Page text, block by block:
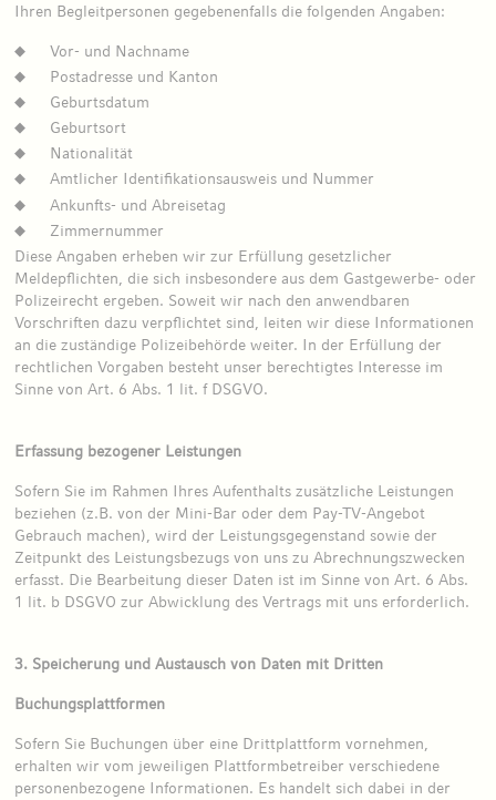
Ihren Begleitpersonen gegebenenfalls die folgenden Angaben:
Vor- und Nachname
Postadresse und Kanton
Geburtsdatum
Geburtsort
Nationalität
Amtlicher Identifikationsausweis und Nummer
Ankunfts- und Abreisetag
Zimmernummer
Diese Angaben erheben wir zur Erfüllung gesetzlicher
Meldepflichten, die sich insbesondere aus dem Gastgewerbe- oder
Polizeirecht ergeben. Soweit wir nach den anwendbaren
Vorschriften dazu verpflichtet sind, leiten wir diese Informationen
an die zuständige Polizeibehörde weiter. In der Erfüllung der
rechtlichen Vorgaben besteht unser berechtigtes Interesse im
Sinne von Art. 6 Abs. 1 lit. f DSGVO.
Erfassung bezogener Leistungen
Sofern Sie im Rahmen Ihres Aufenthalts zusätzliche Leistungen
beziehen (z.B. von der Mini-Bar oder dem Pay-TV-Angebot
Gebrauch machen), wird der Leistungsgegenstand sowie der
Zeitpunkt des Leistungsbezugs von uns zu Abrechnungszwecken
erfasst. Die Bearbeitung dieser Daten ist im Sinne von Art. 6 Abs.
1 lit. b DSGVO zur Abwicklung des Vertrags mit uns erforderlich.
3. Speicherung und Austausch von Daten mit Dritten
Buchungsplattformen
Sofern Sie Buchungen über eine Drittplattform vornehmen,
erhalten wir vom jeweiligen Plattformbetreiber verschiedene
personenbezogene Informationen. Es handelt sich dabei in der